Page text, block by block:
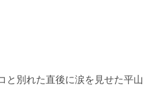
と別れた直後に涙を見せた平山